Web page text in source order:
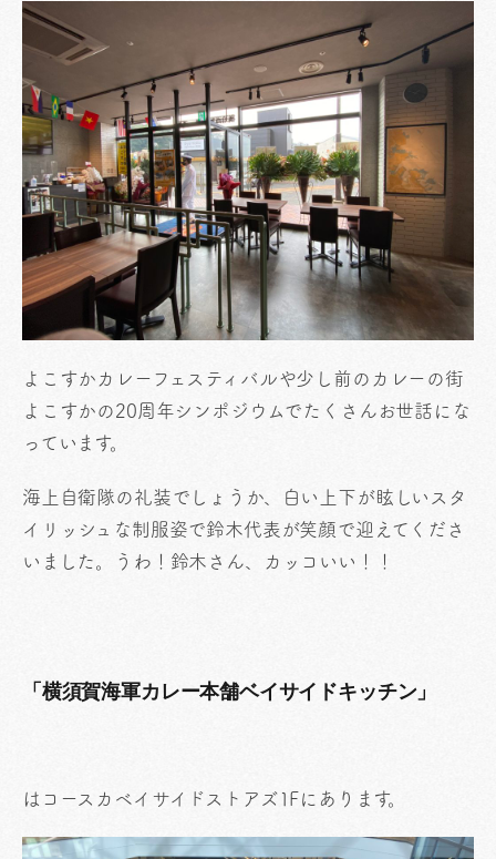
よこすかカレーフェスティバルや少し前のカレーの街
よこすかの20周年シンポジウムでたくさんお世話にな
っています。
海上自衛隊の礼装でしょうか、白い上下が眩しいスタ
イリッシュな制服姿で鈴木代表が笑顔で迎えてくださ
いました。うわ！鈴木さん、カッコいい！！
「横須賀海軍カレー本舗ベイサイドキッチン」
はコースカベイサイドストアズ1Fにあります。